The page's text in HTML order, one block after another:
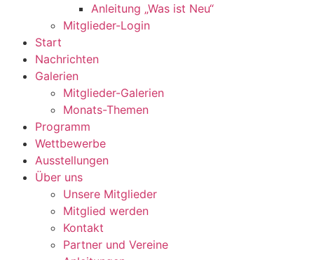
Anleitung „Was ist Neu“
Mitglieder-Login
Start
Nachrichten
Galerien
Mitglieder-Galerien
Monats-Themen
Programm
Wettbewerbe
Ausstellungen
Über uns
Unsere Mitglieder
Mitglied werden
Kontakt
Partner und Vereine